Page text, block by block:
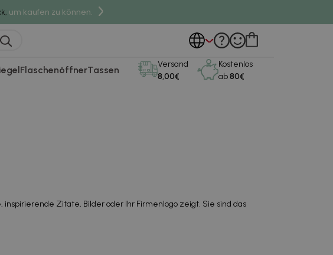
um kaufen zu können.
FlaschenöffnerTassen
Versand
8,00€
Kostenlos
ab80€
Zitate, Bilder oder Ihr Firmenlogo zeigt. Sie sind das